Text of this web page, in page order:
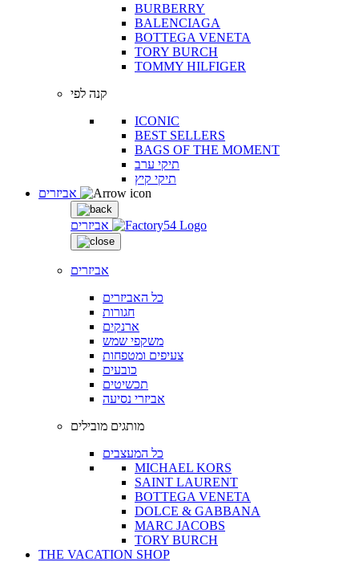
BURBERRY
BALENCIAGA
BOTTEGA VENETA
TORY BURCH
TOMMY HILFIGER
קנה לפי
ICONIC
BEST SELLERS
BAGS OF THE MOMENT
תיקי ערב
תיקי קיץ
אביזרים
אביזרים
כל האביזרים
חגורות
ארנקים
משקפי שמש
צעיפים ומטפחות
כובעים
תכשיטים
אביזרי נסיעה
מותגים מובילים
כל המעצבים
MICHAEL KORS
SAINT LAURENT
BOTTEGA VENETA
DOLCE & GABBANA
MARC JACOBS
TORY BURCH
THE VACATION SHOP